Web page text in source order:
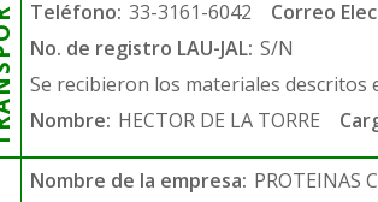
Teléfono: 33-3161-6042 Correo
No. de registro LAU-JAL: S/N
Se recibieron los materiales
Nombre: HECTOR DE LA TORRE
Nombre de la empresa: PROTEINAS